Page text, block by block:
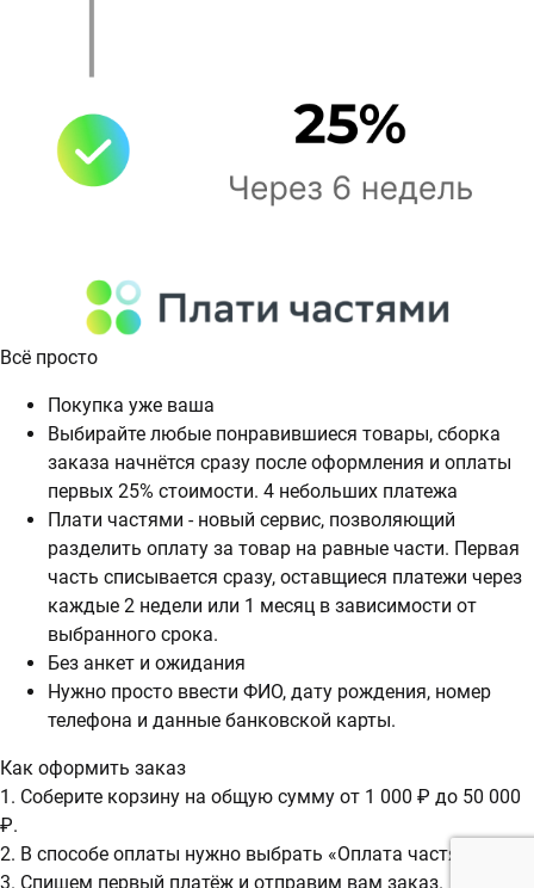
Всё просто
Покупка уже ваша
Выбирайте любые понравившиеся товары, сборка
заказа начнётся сразу после оформления и оплаты
первых 25% стоимости. 4 небольших платежа
Плати частями - новый сервис, позволяющий
разделить оплату за товар на равные части. Первая
часть списывается сразу, оставщиеся платежи через
каждые 2 недели или 1 месяц в зависимости от
выбранного срока.
Без анкет и ожидания
Нужно просто ввести ФИО, дату рождения, номер
телефона и данные банковской карты.
Как оформить заказ
1. Соберите корзину на общую сумму от 1 000 ₽ до 50 000
₽.
2. В способе оплаты нужно выбрать «Оплата частями».
3. Спишем первый платёж и отправим вам заказ.